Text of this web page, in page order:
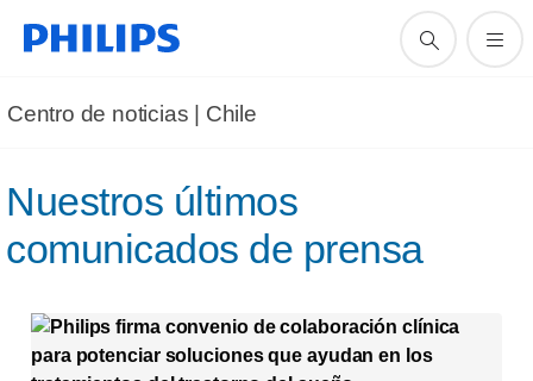
Centro de noticias | Chile
Nuestros últimos
comunicados de prensa